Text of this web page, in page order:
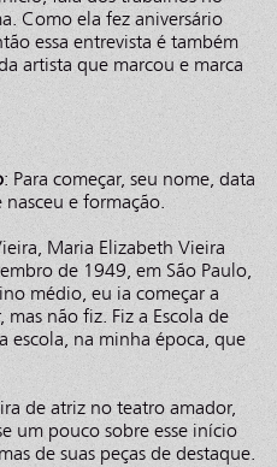
Como ela fez aniversário
essa entrevista é também
artista que marcou e marca
: Para começar, seu nome, data
e formação.
Maria Elizabeth Vieira
de 1949, em São Paulo,
médio, eu ia começar a
não fiz. Fiz a Escola de
escola, na minha época, que
de atriz no teatro amador,
um pouco sobre esse início
de suas peças de destaque.